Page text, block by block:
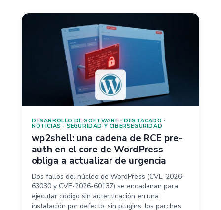
DESARROLLO DE SOFTWARE ·DESTACADO ·
NOTICIAS · SEGURIDAD Y CIBERSEGURIDAD
wp2shell: una cadena de RCE pre-
auth en el core de WordPress
obliga a actualizar de urgencia
Dos fallos del núcleo de WordPress (CVE-2026-
63030 y CVE-2026-60137) se encadenan para
ejecutar código sin autenticación en una
instalación por defecto, sin plugins; los parches